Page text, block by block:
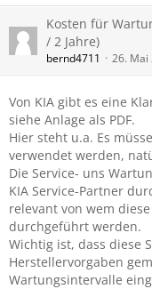
Kosten für
/ 2 Jahre)
bernd4711 26. Mai
Von KIA gibt es eine
siehe Anlage als PDF.
Hier steht u.a. Es
verwendet werden,
Die Service- uns
KIA Service-Partner
relevant von wem
durchgeführt werden.
Wichtig ist, dass diese
Herstellervorgaben
Wartungsintervalle